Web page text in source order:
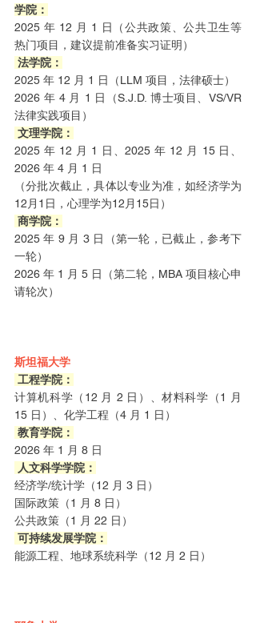
学院：
2025 年 12 月 1 日（公共政策、公共卫生等
热门项目，建议提前准备实习证明）
法学院：
2025 年 12 月 1 日（LLM 项目，法律硕士）
2026 年 4 月 1 日（S.J.D. 博士项目、VS/VR
法律实践项目）
文理学院：
2025 年 12 月 1 日、2025 年 12 月 15 日、
2026 年 4 月 1 日
（分批次截止，具体以专业为准，如经济学为
12月1日，心理学为12月15日）
商学院：
2025 年 9 月 3 日（第一轮，已截止，参考下
一轮）
2026 年 1 月 5 日（第二轮，MBA 项目核心申
请轮次）
斯坦福大学
工程学院：
计算机科学（12 月 2 日）、材料科学（1 月
15 日）、化学工程（4 月 1 日）
教育学院：
2026 年 1 月 8 日
人文科学学院：
经济学/统计学（12 月 3 日）
国际政策（1 月 8 日）
公共政策（1 月 22 日）
可持续发展学院：
能源工程、地球系统科学（12 月 2 日）